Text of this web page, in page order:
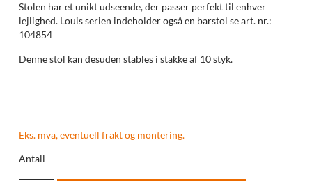
Stolen har et unikt udseende, der passer perfekt til enhver
lejlighed. Louis serien indeholder også en barstol se art. nr.:
104854
Denne stol kan desuden stables i stakke af 10 styk.
Eks. mva, eventuell frakt og montering.
Antall